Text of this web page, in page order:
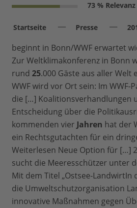
73 % Relevanz
Startseite Presse
beginnt in Bonn/WWF erwartet
Zur Weltklimakonferenz in Bonn
rund 25.000 Gäste aus aller Welt
WWF wird vor Ort sein: Im WWF-
die […] Koalitionsverhandlungen
Entscheidung über die
kommenden vier Jahren hat der
ein Rechtsgutachten für ein
Weiterlesen Neue Option für […]
sucht die Meeresschützer unter
Mit dem Titel „Ostsee-LandwirtIn
die Umweltschutzorganisation
innovative Maßnahmen gegen